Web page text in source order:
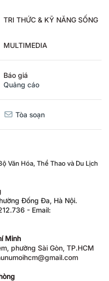
TRI THỨC & KỸ NĂNG SỐNG
MULTIMEDIA
Báo giá
Quảng cáo
Tòa soạn
Văn Hóa, Thể Thao và Du Lịch
Đống Đa, Hà Nội.
- Email:
Minh
phường Sài Gòn, TP.HCM